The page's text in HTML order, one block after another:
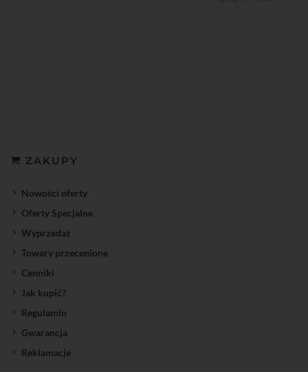
ZAKUPY
Nowości oferty
Oferty Specjalne
Wyprzedaż
Towary przecenione
Cenniki
Jak kupić?
Regulamin
Gwarancja
Reklamacje